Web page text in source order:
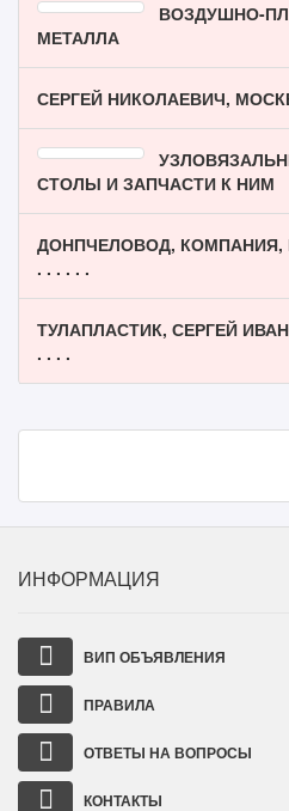
ВОЗДУШНО-
МЕТАЛЛА
СЕРГЕЙ НИКОЛАЕВИЧ,
СТОЛЫ И ЗАПЧАСТИ К НИМ
ДОНПЧЕЛОВОД, КОМПАНИЯ,
. . . . . .
ТУЛАПЛАСТИК, СЕРГЕЙ
. . . .
ИНФОРМАЦИЯ
ВИП ОБЪЯВЛЕНИЯ
ПРАВИЛА
ОТВЕТЫ НА ВОПРОСЫ
КОНТАКТЫ